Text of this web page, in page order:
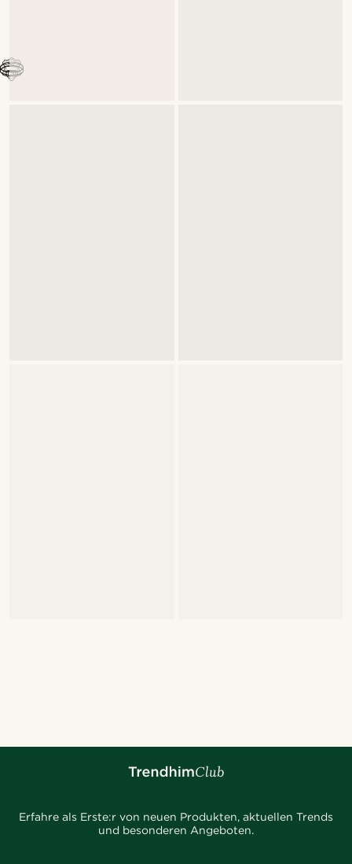
Erfahre als Erste:r von neuen Produkten, aktuellen Trends
und besonderen Angeboten.